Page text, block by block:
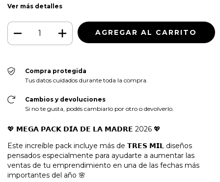
Ver más detalles
Compra protegida
Tus datos cuidados durante toda la compra.
Cambios y devoluciones
Si no te gusta, podés cambiarlo por otro o devolverlo.
💖 𝗠𝗘𝗚𝗔 𝗣𝗔𝗖𝗞 𝗗𝗜́𝗔 𝗗𝗘 𝗟𝗔 𝗠𝗔𝗗𝗥𝗘 2026 💖
Este increíble pack incluye más de 𝗧𝗥𝗘𝗦 𝗠𝗜𝗟 diseños
pensados especialmente para ayudarte a aumentar las
ventas de tu emprendimiento en una de las fechas más
importantes del año 🌸